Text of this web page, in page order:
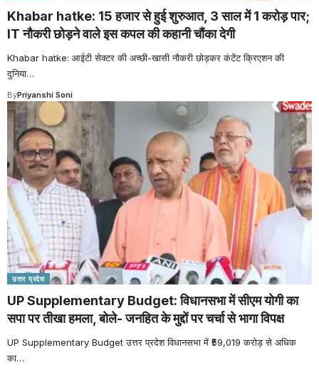
Khabar hatke: 15 हजार से हुई शुरुआत, 3 साल में 1 करोड़ पार;
IT नौकरी छोड़ने वाले इस कपल की कहानी चौंका देगी
Khabar hatke: आईटी सेक्टर की अच्छी-खासी नौकरी छोड़कर कंटेंट क्रिएशन की
दुनिया…
ByPriyanshi Soni
उत्तर प्रदेश
UP Supplementary Budget: विधानसभा में सीएम योगी का
सपा पर तीखा हमला, बोले- जनहित के मुद्दों पर चर्चा से भागा विपक्ष
UP Supplementary Budget उत्तर प्रदेश विधानसभा में ₹59,019 करोड़ से अधिक
का…